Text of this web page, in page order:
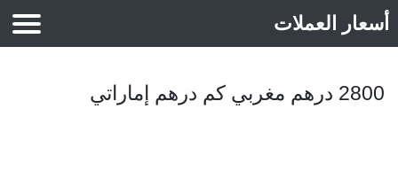
أسعار العملات
2800 درهم مغربي كم درهم إماراتي